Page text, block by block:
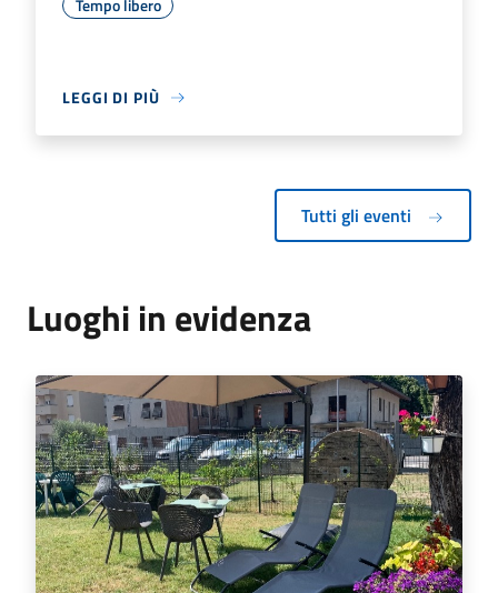
Tempo libero
LEGGI DI PIÙ
Tutti gli eventi
Luoghi in evidenza